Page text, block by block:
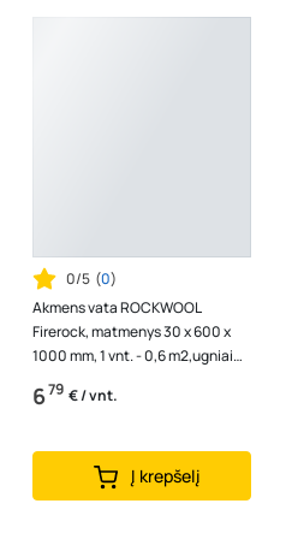
0/5 (0)
Akmens vata ROCKWOOL
Firerock, matmenys 30 x 600 x
1000 mm, 1 vnt. - 0,6 m2,ugniai
atsparios vatos plokštės, 56766
679 € / vnt.
Į krepšelį